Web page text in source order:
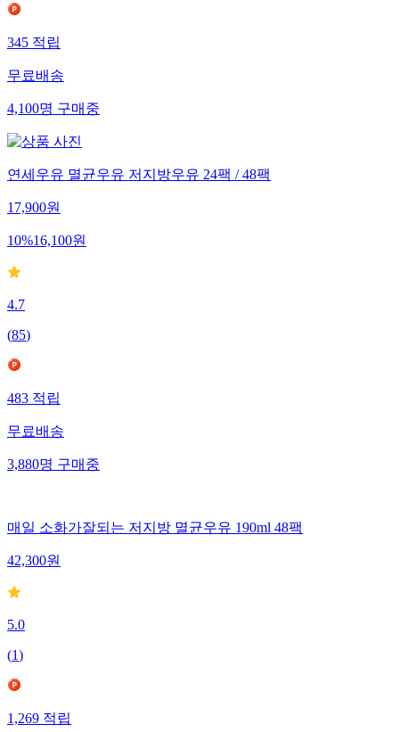
345 적립
무료배송
4,100명 구매중
연세우유 멸균우유 저지방우유 24팩 / 48팩
17,900원
10%16,100원
4.7
(85)
483 적립
무료배송
3,880명 구매중
매일 소화가잘되는 저지방 멸균우유 190ml 48팩
42,300원
5.0
(1)
1,269 적립